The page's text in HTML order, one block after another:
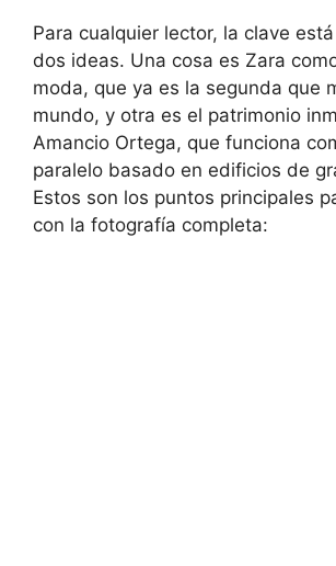
Para cualquier lector, la clave
dos ideas. Una cosa es Zara
moda, que ya es la segunda que
mundo, y otra es el patrimonio
Amancio Ortega, que funciona
paralelo basado en edificios de
Estos son los puntos principales
con la fotografía completa: